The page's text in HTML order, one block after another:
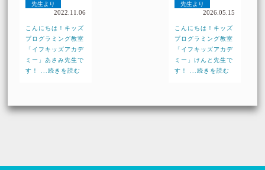
先生より
2022.11.06
こんにちは！キッズ
プログラミング教室
「イフキッズアカデ
ミー」あさみ先生で
す！ ...続きを読む
先生より
2026.05.15
こんにちは！キッズ
プログラミング教室
「イフキッズアカデ
ミー」けんと先生で
す！ ...続きを読む